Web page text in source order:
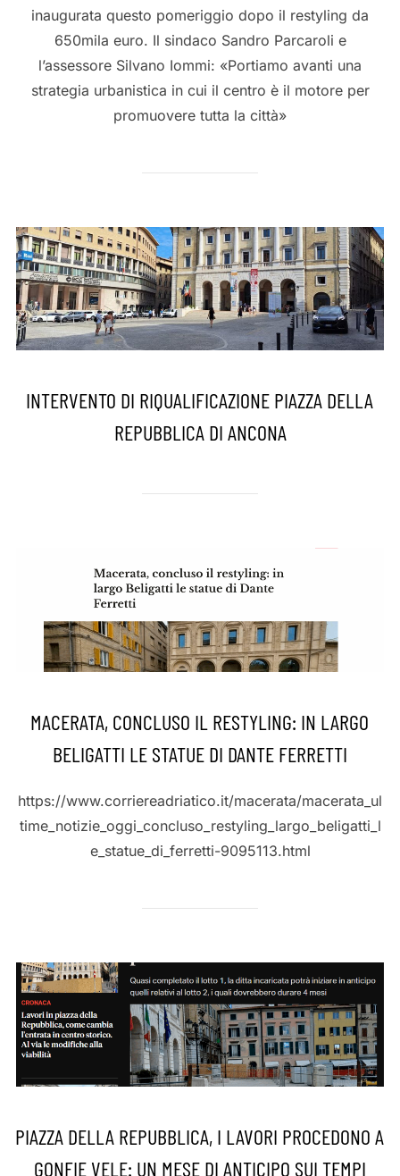
inaugurata questo pomeriggio dopo il restyling da
650mila euro. Il sindaco Sandro Parcaroli e
l’assessore Silvano Iommi: «Portiamo avanti una
strategia urbanistica in cui il centro è il motore per
promuovere tutta la città»
INTERVENTO DI RIQUALIFICAZIONE PIAZZA DELLA
REPUBBLICA DI ANCONA
MACERATA, CONCLUSO IL RESTYLING: IN LARGO
BELIGATTI LE STATUE DI DANTE FERRETTI
https://www.corriereadriatico.it/macerata/macerata_ul
time_notizie_oggi_concluso_restyling_largo_beligatti_l
e_statue_di_ferretti-9095113.html
PIAZZA DELLA REPUBBLICA, I LAVORI PROCEDONO A
GONFIE VELE: UN MESE DI ANTICIPO SUI TEMPI